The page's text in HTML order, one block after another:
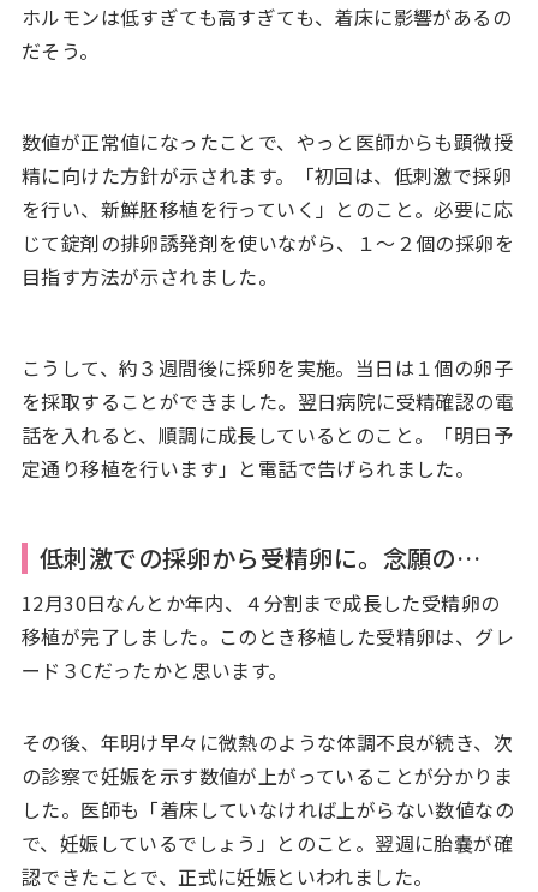
ホルモンは低すぎても高すぎても、着床に影響があるの
だそう。
数値が正常値になったことで、やっと医師からも顕微授
精に向けた方針が示されます。「初回は、低刺激で採卵
を行い、新鮮胚移植を行っていく」とのこと。必要に応
じて錠剤の排卵誘発剤を使いながら、１～２個の採卵を
目指す方法が示されました。
こうして、約３週間後に採卵を実施。当日は１個の卵子
を採取することができました。翌日病院に受精確認の電
話を入れると、順調に成長しているとのこと。「明日予
定通り移植を行います」と電話で告げられました。
低刺激での採卵から受精卵に。念願の…
12月30日なんとか年内、４分割まで成長した受精卵の
移植が完了しました。このとき移植した受精卵は、グレ
ード３Cだったかと思います。
その後、年明け早々に微熱のような体調不良が続き、次
の診察で妊娠を示す数値が上がっていることが分かりま
した。医師も「着床していなければ上がらない数値なの
で、妊娠しているでしょう」とのこと。翌週に胎嚢が確
認できたことで、正式に妊娠といわれました。